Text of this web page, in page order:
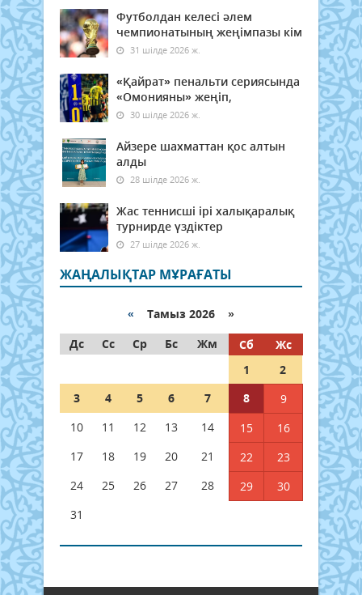
Футболдан келесі әлем
чемпионатының жеңімпазы кім
31 шілде 2026 ж.
«Қайрат» пенальти сериясында
«Омонияны» жеңіп,
30 шілде 2026 ж.
Айзере шахматтан қос алтын
алды
28 шілде 2026 ж.
Жас теннисші ірі халықаралық
турнирде үздіктер
27 шілде 2026 ж.
ЖАҢАЛЫҚТАР МҰРАҒАТЫ
« Тамыз 2026 »
Дс
Сс Ср Бс Жм Сб
Жс
1
2
3
4 5 6 7 8
9
10
11 12 13 14 15
16
17
18 19 20 21 22
23
24
25 26 27 28 29
30
31